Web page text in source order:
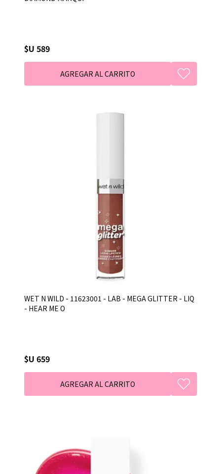
$U 589
WET N WILD - 11623001 - LAB - MEGA GLITTER - LIQ
- HEAR ME O
$U 659